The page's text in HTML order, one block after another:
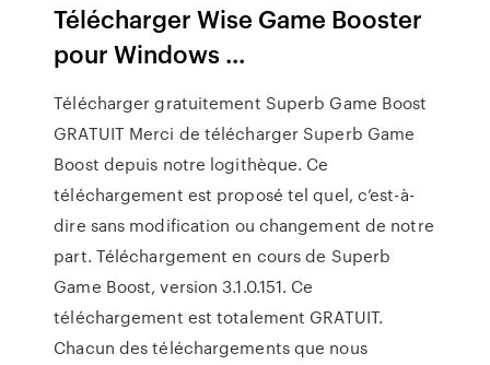
Télécharger Wise Game Booster
pour Windows ...
Télécharger gratuitement Superb Game Boost
GRATUIT Merci de télécharger Superb Game
Boost depuis notre logithèque. Ce
téléchargement est proposé tel quel, c’est-à-
dire sans modification ou changement de notre
part. Téléchargement en cours de Superb
Game Boost, version 3.1.0.151. Ce
téléchargement est totalement GRATUIT.
Chacun des téléchargements que nous